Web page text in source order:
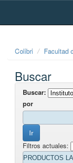
Skip
Colibri Facultad
Buscar
Buscar:
por
Filtros actuales: